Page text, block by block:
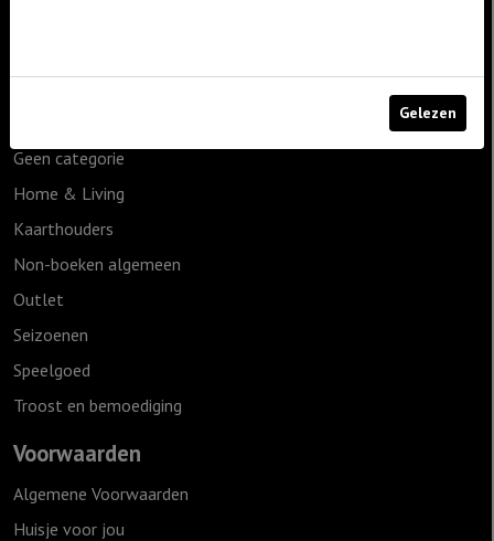
Geen categorie
Home & Living
Kaarthouders
Non-boeken algemeen
Outlet
Seizoenen
Speelgoed
Troost en bemoediging
Voorwaarden
Algemene Voorwaarden
Huisje voor jou
Gelezen